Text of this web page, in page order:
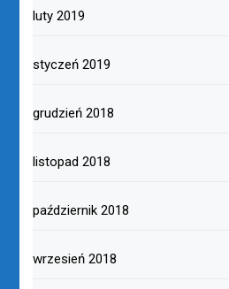
luty 2019
styczeń 2019
grudzień 2018
listopad 2018
październik 2018
wrzesień 2018